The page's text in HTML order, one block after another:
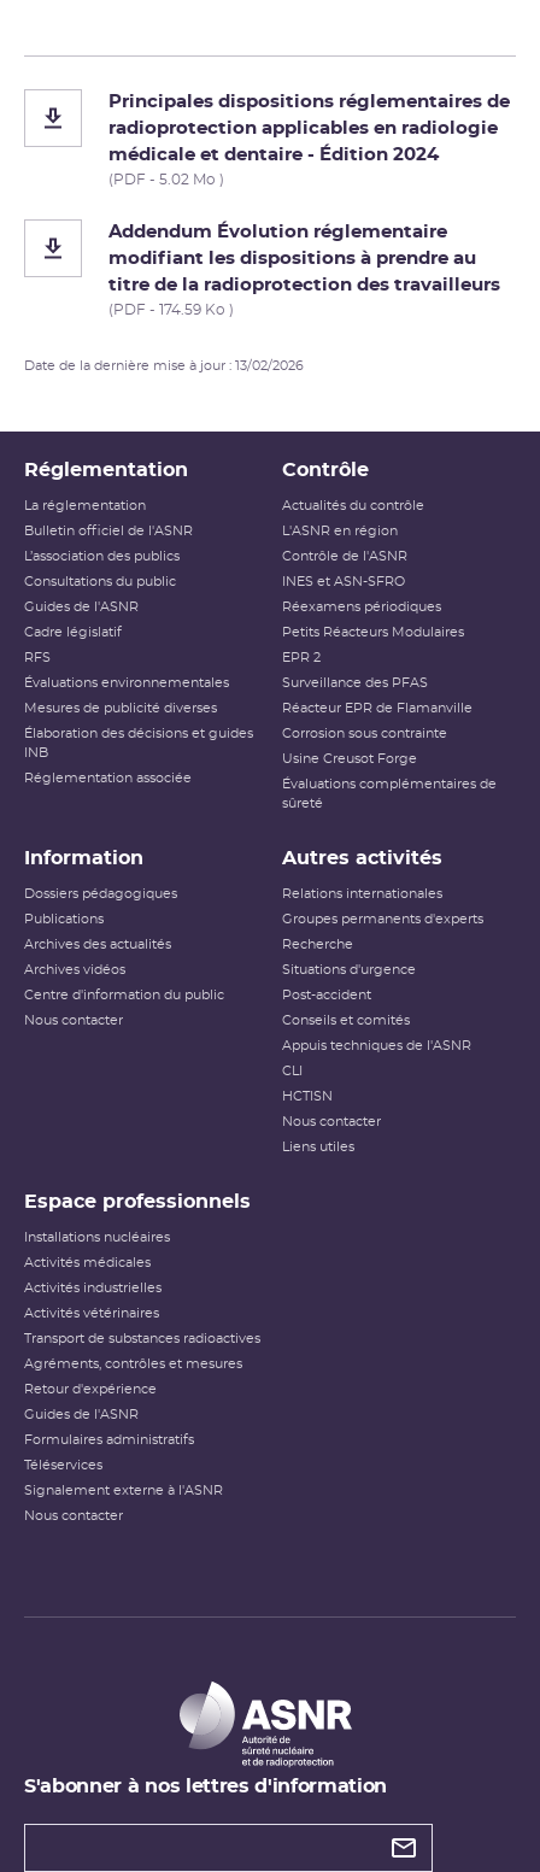
Principales dispositions réglementaires de
radioprotection applicables en radiologie
médicale et dentaire - Édition 2024
(PDF - 5.02 Mo )
Addendum Évolution réglementaire
modifiant les dispositions à prendre au
titre de la radioprotection des travailleurs
(PDF - 174.59 Ko )
Date de la dernière mise à jour : 13/02/2026
Réglementation
La réglementation
Bulletin officiel de l'ASNR
L’association des publics
Consultations du public
Guides de l'ASNR
Cadre législatif
RFS
Évaluations environnementales
Mesures de publicité diverses
Élaboration des décisions et guides
INB
Réglementation associée
Contrôle
Actualités du contrôle
L'ASNR en région
Contrôle de l'ASNR
INES et ASN-SFRO
Réexamens périodiques
Petits Réacteurs Modulaires
EPR 2
Surveillance des PFAS
Réacteur EPR de Flamanville
Corrosion sous contrainte
Usine Creusot Forge
Évaluations complémentaires de
sûreté
Information
Dossiers pédagogiques
Publications
Archives des actualités
Archives vidéos
Centre d'information du public
Nous contacter
Autres activités
Relations internationales
Groupes permanents d'experts
Recherche
Situations d'urgence
Post-accident
Conseils et comités
Appuis techniques de l'ASNR
CLI
HCTISN
Nous contacter
Liens utiles
Espace professionnels
Installations nucléaires
Activités médicales
Activités industrielles
Activités vétérinaires
Transport de substances radioactives
Agréments, contrôles et mesures
Retour d'expérience
Guides de l'ASNR
Formulaires administratifs
Téléservices
Signalement externe à l'ASNR
Nous contacter
S'abonner à nos lettres d'information
Types de